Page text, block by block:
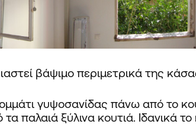
βάψιμο περιμετρικά της
γυψοσανίδας πάνω από το
τα παλαιά ξύλινα κουτιά. Ιδανικά